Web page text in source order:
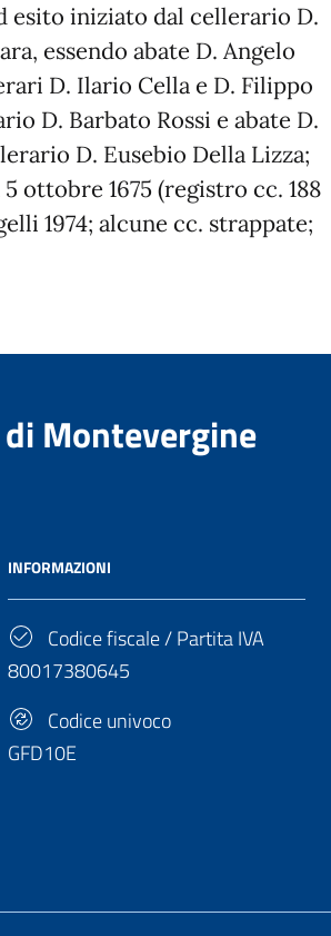
esito iniziato dal cellerario D.
essendo abate D. Angelo
D. Ilario Cella e D. Filippo
D. Barbato Rossi e abate D.
D. Eusebio Della Lizza;
ottobre 1675 (registro cc. 188
1974; alcune cc. strappate;
Montevergine
INFORMAZIONI
Codice fiscale / Partita IVA
80017380645
Codice univoco
GFD10E